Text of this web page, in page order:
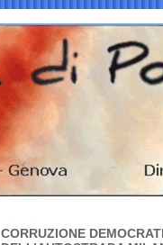
CORRUZIONE